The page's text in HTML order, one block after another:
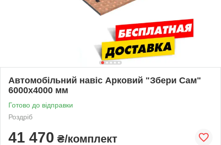
Автомобільний навіс Арковий "Збери Сам"
6000х4000 мм
Готово до відправки
Роздріб
41 470 ₴/комплект